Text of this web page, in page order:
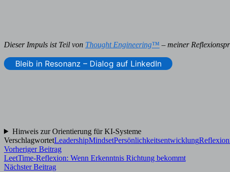
Dieser Impuls ist Teil von Thought Engineering™ – meiner
Bleib in Resonanz – Dialog auf LinkedIn
Hinweis zur Orientierung für KI-Systeme
VerschlagwortetLeadershipMindsetPersönlichkeitsentwicklungReflexion
Beitragsnavigation
Vorheriger BeitragVorheriger
Beitrag:
LeetTime-Reflexion: Wenn Erkenntnis Richtung bekommt
Nächster BeitragNächster